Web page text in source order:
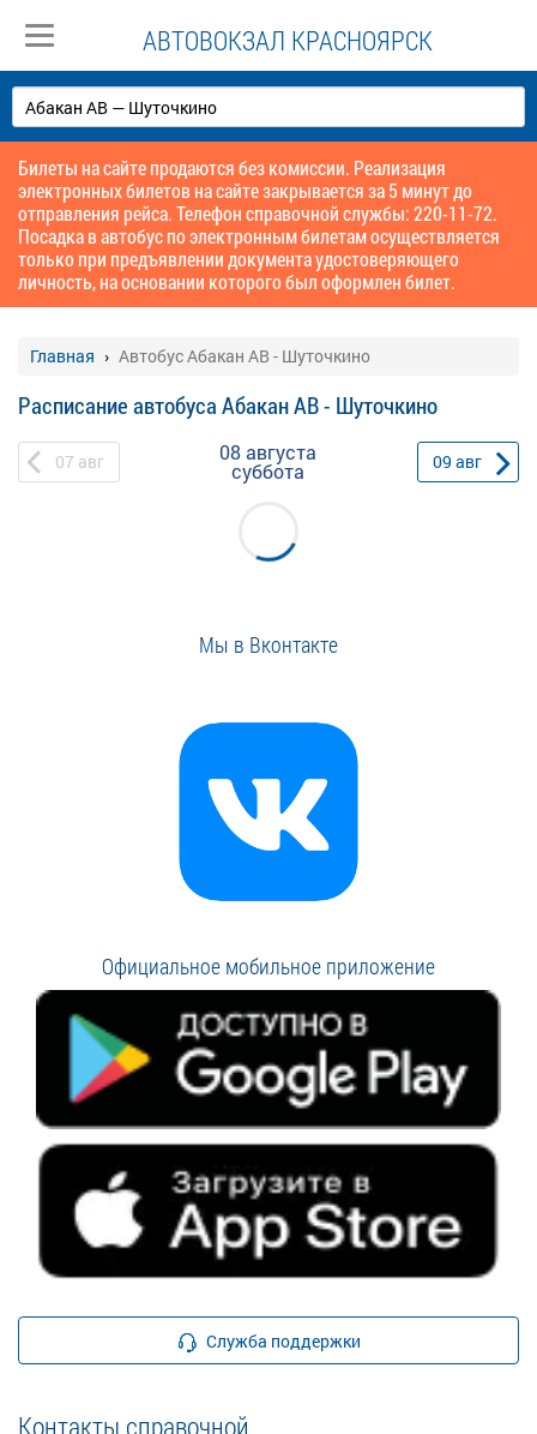
АВТОВОКЗАЛ КРАСНОЯРСК
Билеты на сайте продаются без комиссии. Реализация
электронных билетов на сайте закрывается за 5 минут до
отправления рейса. Телефон справочной службы: 220-11-72.
Посадка в автобус по электронным билетам осуществляется
только при предъявлении документа удостоверяющего
личность, на основании которого был оформлен билет.
Главная Автобус Абакан АВ - Шуточкино
Расписание автобуса Абакан АВ - Шуточкино
07 авг 08 августа
суббота 09 авг
Мы в Вконтакте
Официальное мобильное приложение
Служба поддержки
Контакты справочной